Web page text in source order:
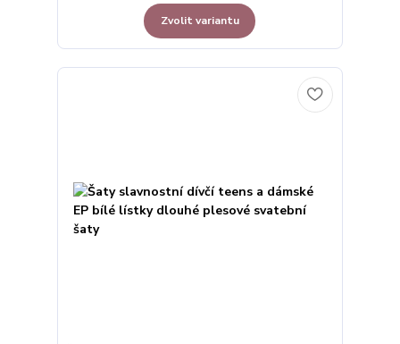
Zvolit variantu